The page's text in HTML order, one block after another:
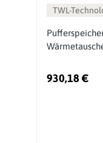
TWL-
930,18 €